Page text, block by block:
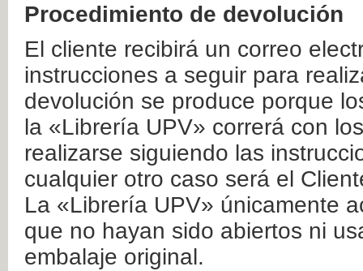
Procedimiento de devolución
El cliente recibirá un correo
instrucciones a seguir para
devolución se produce porque
la «Librería UPV» correrá con
realizarse siguiendo las
cualquier otro caso será el
La «Librería UPV» únicamente
que no hayan sido abiertos ni
embalaje original.